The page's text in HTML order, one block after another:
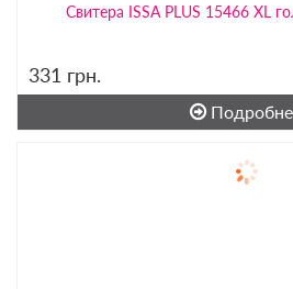
Свитера ISSA PLUS 15466 XL
331 грн.